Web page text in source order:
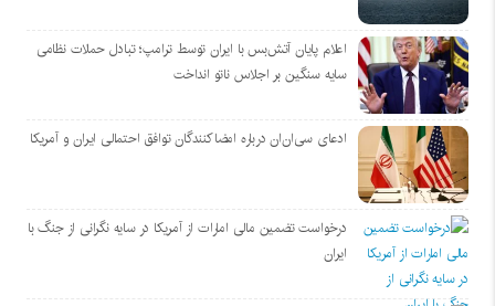
اعلام پایان آتش‌بس با ایران توسط ترامپ؛ تبادل حملات نظامی
سایه سنگین بر اجلاس ناتو انداخت
ادعای سی‌ان‌ان درباره امضاکنندگان توافق احتمالی ایران و آمریکا
درخواست تضمین مالی امارات از آمریکا در سایه نگرانی از جنگ با
ایران